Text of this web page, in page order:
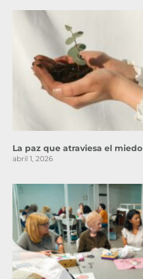
La paz que atraviesa el miedo
abril 1, 2026